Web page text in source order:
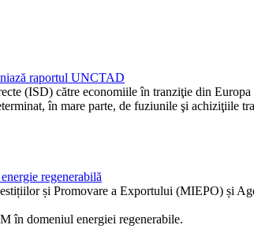
raportul UNCTAD
(ISD) către economiile în tranziţie din
în mare parte, de fuziunile şi
regenerabilă
și Promovare a Exportului (MIEPO) și
în domeniul energiei regenerabile.